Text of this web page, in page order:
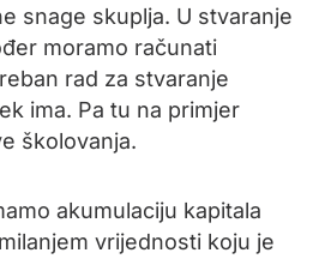
snage skuplja. U stvaranje
moramo računati
rad za stvaranje
ima. Pa tu na primjer
školovanja.
akumulaciju kapitala
vrijednosti koju je